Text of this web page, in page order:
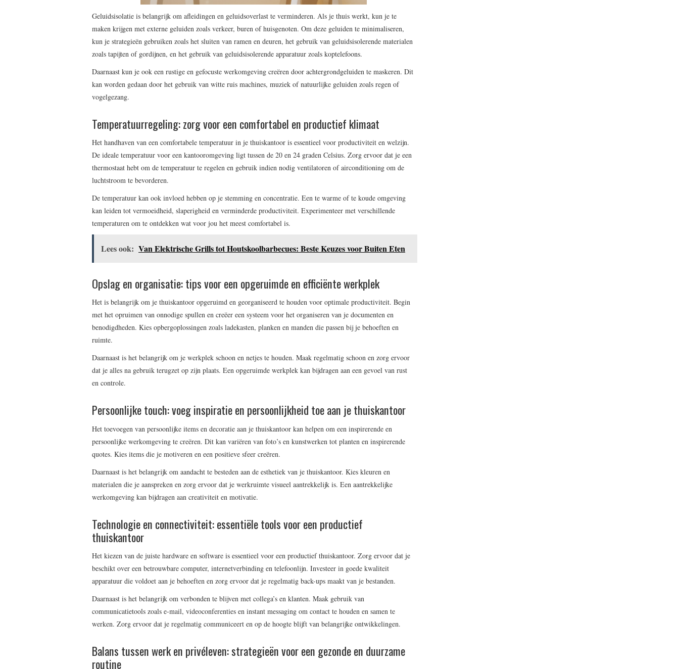
Geluidsisolatie is belangrijk om afleidingen en geluidsoverlast te verminderen. Als je thuis werkt, kun je te
maken krijgen met externe geluiden zoals verkeer, buren of huisgenoten. Om deze geluiden te minimaliseren,
kun je strategieën gebruiken zoals het sluiten van ramen en deuren, het gebruik van geluidsisolerende materialen
zoals tapijten of gordijnen, en het gebruik van geluidsisolerende apparatuur zoals koptelefoons.
Daarnaast kun je ook een rustige en gefocuste werkomgeving creëren door achtergrondgeluiden te maskeren. Dit
kan worden gedaan door het gebruik van witte ruis machines, muziek of natuurlijke geluiden zoals regen of
vogelgezang.
Temperatuurregeling: zorg voor een comfortabel en productief klimaat
Het handhaven van een comfortabele temperatuur in je thuiskantoor is essentieel voor productiviteit en welzijn.
De ideale temperatuur voor een kantooromgeving ligt tussen de 20 en 24 graden Celsius. Zorg ervoor dat je een
thermostaat hebt om de temperatuur te regelen en gebruik indien nodig ventilatoren of airconditioning om de
luchtstroom te bevorderen.
De temperatuur kan ook invloed hebben op je stemming en concentratie. Een te warme of te koude omgeving
kan leiden tot vermoeidheid, slaperigheid en verminderde productiviteit. Experimenteer met verschillende
temperaturen om te ontdekken wat voor jou het meest comfortabel is.
Lees ook: Van Elektrische Grills tot Houtskoolbarbecues: Beste Keuzes voor Buiten Eten
Opslag en organisatie: tips voor een opgeruimde en efficiënte werkplek
Het is belangrijk om je thuiskantoor opgeruimd en georganiseerd te houden voor optimale productiviteit. Begin
met het opruimen van onnodige spullen en creëer een systeem voor het organiseren van je documenten en
benodigdheden. Kies opbergoplossingen zoals ladekasten, planken en manden die passen bij je behoeften en
ruimte.
Daarnaast is het belangrijk om je werkplek schoon en netjes te houden. Maak regelmatig schoon en zorg ervoor
dat je alles na gebruik terugzet op zijn plaats. Een opgeruimde werkplek kan bijdragen aan een gevoel van rust
en controle.
Persoonlijke touch: voeg inspiratie en persoonlijkheid toe aan je thuiskantoor
Het toevoegen van persoonlijke items en decoratie aan je thuiskantoor kan helpen om een inspirerende en
persoonlijke werkomgeving te creëren. Dit kan variëren van foto’s en kunstwerken tot planten en inspirerende
quotes. Kies items die je motiveren en een positieve sfeer creëren.
Daarnaast is het belangrijk om aandacht te besteden aan de esthetiek van je thuiskantoor. Kies kleuren en
materialen die je aanspreken en zorg ervoor dat je werkruimte visueel aantrekkelijk is. Een aantrekkelijke
werkomgeving kan bijdragen aan creativiteit en motivatie.
Technologie en connectiviteit: essentiële tools voor een productief
thuiskantoor
Het kiezen van de juiste hardware en software is essentieel voor een productief thuiskantoor. Zorg ervoor dat je
beschikt over een betrouwbare computer, internetverbinding en telefoonlijn. Investeer in goede kwaliteit
apparatuur die voldoet aan je behoeften en zorg ervoor dat je regelmatig back-ups maakt van je bestanden.
Daarnaast is het belangrijk om verbonden te blijven met collega’s en klanten. Maak gebruik van
communicatietools zoals e-mail, videoconferenties en instant messaging om contact te houden en samen te
werken. Zorg ervoor dat je regelmatig communiceert en op de hoogte blijft van belangrijke ontwikkelingen.
Balans tussen werk en privéleven: strategieën voor een gezonde en duurzame
routine